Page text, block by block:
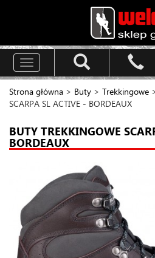
Toggle
navigation
Strona główna > Buty > Trekkingowe
SCARPA SL ACTIVE - BORDEAUX
BUTY TREKKINGOWE
BORDEAUX